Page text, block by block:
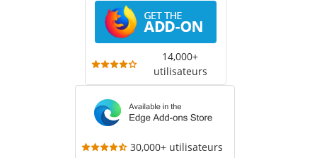
14,000+
utilisateurs
30,000+ utilisateurs